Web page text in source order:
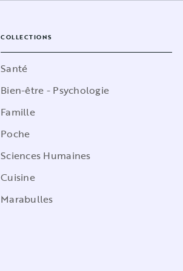
COLLECTIONS
Santé
Bien-être - Psychologie
Famille
Poche
Sciences Humaines
Cuisine
Marabulles